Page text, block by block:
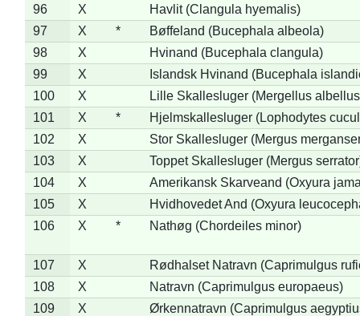
96 X
Havlit (Clangula hyemalis)
97
X *
Bøffeland (Bucephala albeola)
98
X
Hvinand (Bucephala clangula)
99
X
Islandsk Hvinand (Bucephala
100
X
Lille Skallesluger (Mergellus
101
X *
Hjelmskallesluger (Lophodytes
102
X
Stor Skallesluger (Mergus
103
X
Toppet Skallesluger (Mergus
104
X
Amerikansk Skarveand (Oxyura
105
X
Hvidhovedet And (Oxyura
106
X * Nathøg (Chordeiles minor)
107 X
Rødhalset Natravn (Caprimulgus
108
X
Natravn (Caprimulgus europaeus)
109
X
Ørkennatravn (Caprimulgus